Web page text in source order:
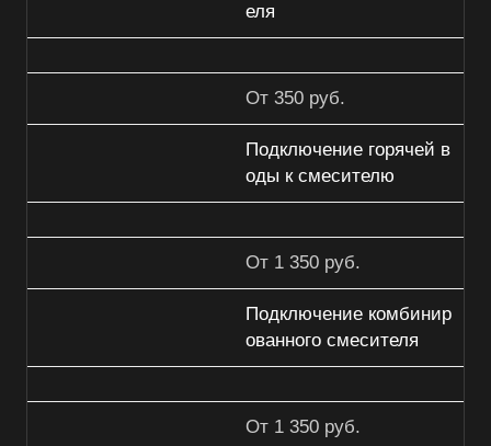
еля
От 350 руб.
Подключение горячей в
оды к смесителю
От 1 350 руб.
Подключение комбинир
ованного смесителя
От 1 350 руб.